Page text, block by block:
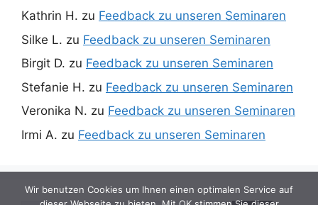
Kathrin H. zu Feedback zu unseren Seminaren
Silke L. zu Feedback zu unseren Seminaren
Birgit D. zu Feedback zu unseren Seminaren
Stefanie H. zu Feedback zu unseren Seminaren
Veronika N. zu Feedback zu unseren Seminaren
Irmi A. zu Feedback zu unseren Seminaren
Wir benutzen Cookies um Ihnen einen optimalen Service auf